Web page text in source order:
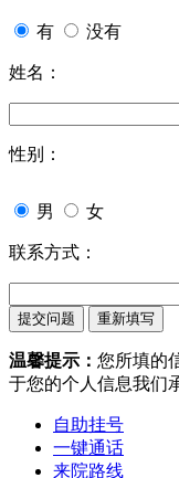
有 没有
姓名：
性别：
男 女
联系方式：
温馨提示： 您所填的
于您的个人信息我们
自助挂号
一键通话
来院路线